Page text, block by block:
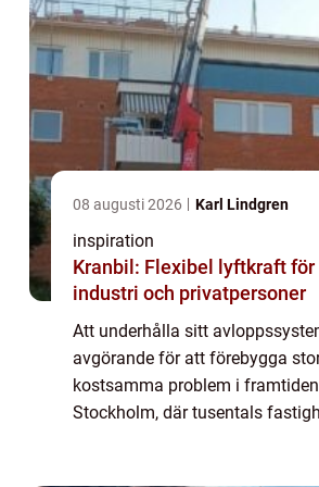
08 augusti 2026 Karl Lindgren
inspiration
Kranbil: Flexibel lyftkraft för
industri och privatpersoner
Att underhålla sitt
avgörande för att förebygga
kostsamma problem i
Stockholm, där tusentals